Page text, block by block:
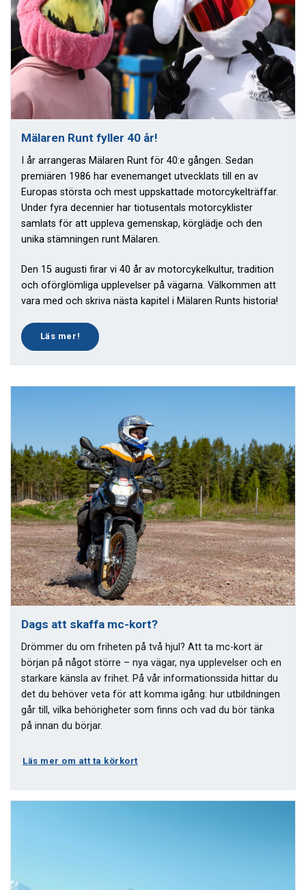
Mälaren Runt fyller 40 år!
I år arrangeras Mälaren Runt för 40:e gången. Sedan
premiären 1986 har evenemanget utvecklats till en av
Europas största och mest uppskattade motorcykelträffar.
Under fyra decennier har tiotusentals motorcyklister
samlats för att uppleva gemenskap, körglädje och den
unika stämningen runt Mälaren.
Den 15 augusti firar vi 40 år av motorcykelkultur, tradition
och oförglömliga upplevelser på vägarna. Välkommen att
vara med och skriva nästa kapitel i Mälaren Runts historia!
Läs mer!
Dags att skaffa mc-kort?
Drömmer du om friheten på två hjul? Att ta mc-kort är
början på något större – nya vägar, nya upplevelser och en
starkare känsla av frihet. På vår informationssida hittar du
det du behöver veta för att komma igång: hur utbildningen
går till, vilka behörigheter som finns och vad du bör tänka
på innan du börjar.
Läs mer om att ta körkort